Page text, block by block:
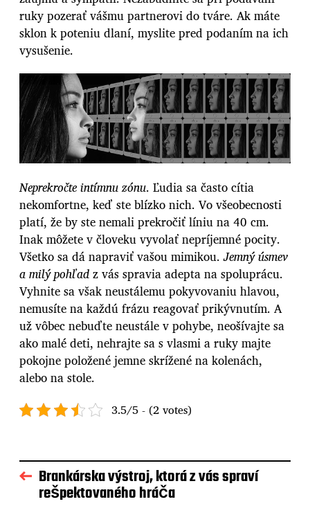
ruky pozerať vášmu partnerovi do tváre. Ak máte
sklon k poteniu dlaní, myslite pred podaním na ich
vysušenie.
Neprekročte intímnu zónu. Ľudia sa často cítia
nekomfortne, keď ste blízko nich. Vo všeobecnosti
platí, že by ste nemali prekročiť líniu na 40 cm.
Inak môžete v človeku vyvolať nepríjemné pocity.
Všetko sa dá napraviť vašou mimikou.Jemný úsmev
a milý pohľadz vás spravia adepta na spoluprácu.
Vyhnite sa však neustálemu pokyvovaniu hlavou,
nemusíte na každú frázu reagovať prikývnutím. A
už vôbec nebuďte neustále v pohybe, neošívajte sa
ako malé deti, nehrajte sa s vlasmi a ruky majte
pokojne položené jemne skrížené na kolenách,
alebo na stole.
3.5/5 - (2 votes)
Brankárska výstroj, ktorá z vás spraví
rešpektovaného hráča